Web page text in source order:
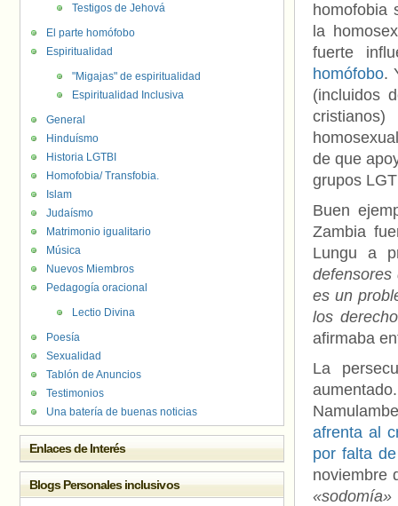
homofobia
la
fuerte
homófobo.
(incluidos
de que
grupos
Buen
Zambia
Lungu a
defensores
es un
los
afirmaba
La
afrenta al
por falta
noviembre
«sodomía»
Testigos de Jehová
El parte homófobo
Espiritualidad
"Migajas" de espiritualidad
Espiritualidad Inclusiva
General
Hinduísmo
Historia LGTBI
Homofobia/ Transfobia.
Islam
Judaísmo
Matrimonio igualitario
Música
Nuevos Miembros
Pedagogía oracional
Lectio Divina
Poesía
Sexualidad
Tablón de Anuncios
Testimonios
Una batería de buenas noticias
Enlaces de Interés
Blogs Personales inclusivos